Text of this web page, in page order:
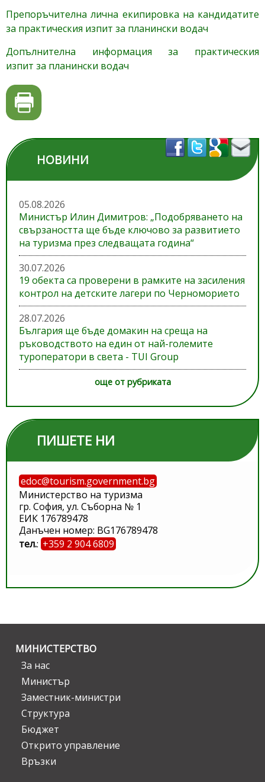
Препоръчителна лична екипировка на кандидатите
за практическия изпит за планински водач
Допълнителна информация за практическия
изпит за планински водач
НОВИНИ
05.08.2026
Министър Илин Димитров: „Подобряването на
свързаността ще бъде ключово за развитието
на туризма през следващата година“
30.07.2026
19 обекта са проверени в рамките на засиления
контрол на детските лагери по Черноморието
28.07.2026
България ще бъде домакин на среща на
ръководството на един от най-големите
туроператори в света - TUI Group
още от рубриката
ПИШЕТЕ НИ
edoc@tourism.government.bg
Министерство на туризма
гр. София, ул. Съборна № 1
ЕИК 176789478
Данъчен номер: BG176789478
тел.: +359 2 904 6809
МИНИСТЕРСТВО
За нас
Министър
Заместник-министри
Структура
Бюджет
Открито управление
Връзки